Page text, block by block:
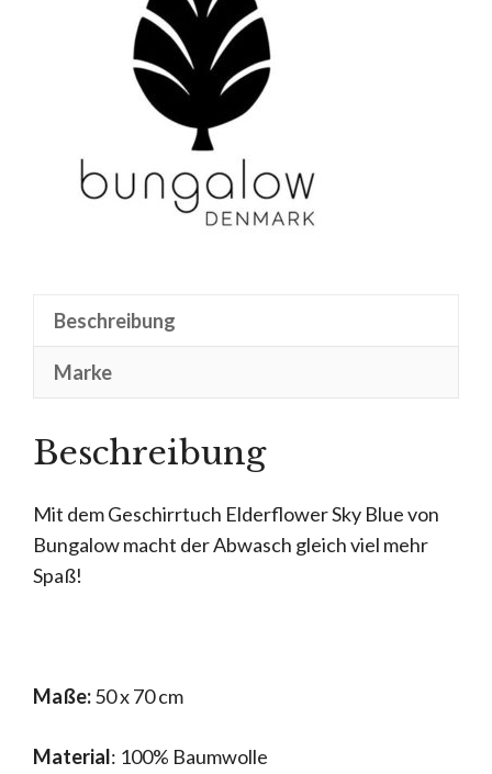
Beschreibung
Marke
Beschreibung
Mit dem Geschirrtuch Elderflower Sky Blue von
Bungalow macht der Abwasch gleich viel mehr
Spaß!
Maße:50 x 70 cm
Material: 100% Baumwolle